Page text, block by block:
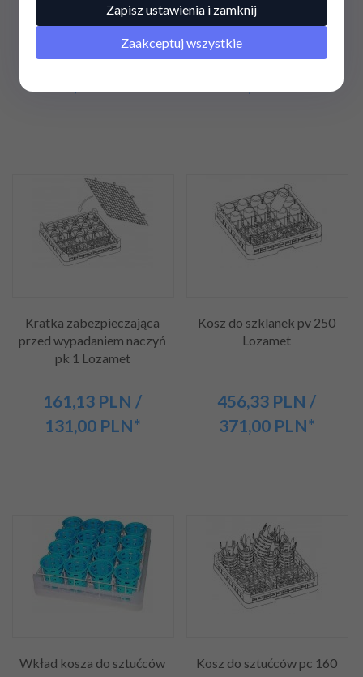
448,95PLN/
338,25PLN/
Kratka zabezpieczająca
przed wypadaniem naczyń
pk 1 Lozamet
161,13 PLN /
131,00 PLN*
Kosz do szklanek pv 250
Lozamet
456,33 PLN /
371,00 PLN*
Wkład kosza do sztućców
Kosz do sztućców pc 160
Zapisz ustawienia i zamknij
Zaakceptuj wszystkie